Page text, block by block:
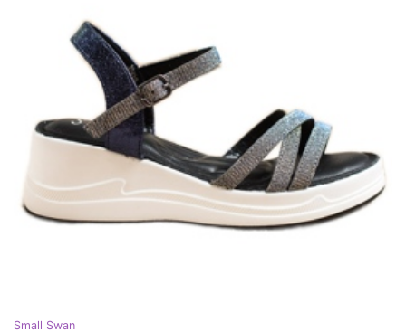
Small Swan